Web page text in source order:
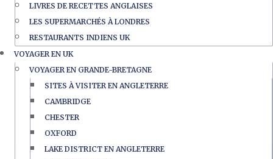
LIVRES DE RECETTES ANGLAISES
LES SUPERMARCHÉS À LONDRES
RESTAURANTS INDIENS UK
VOYAGER EN UK
VOYAGER EN GRANDE-BRETAGNE
SITES À VISITER EN ANGLETERRE
CAMBRIDGE
CHESTER
OXFORD
LAKE DISTRICT EN ANGLETERRE